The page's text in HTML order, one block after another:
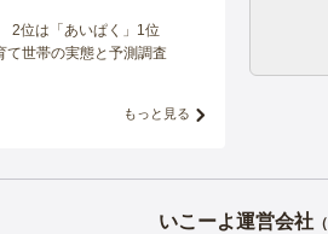
2位は「あいぱく」1位
て世帯の実態と予測調査
もっと見る
いこーよ運営会社（